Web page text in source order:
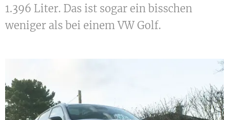
1.396 Liter. Das ist sogar ein bisschen
weniger als bei einem VW Golf.